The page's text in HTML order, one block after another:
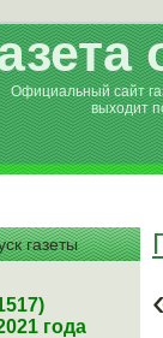
Официальный сайт
выходит
газеты
года